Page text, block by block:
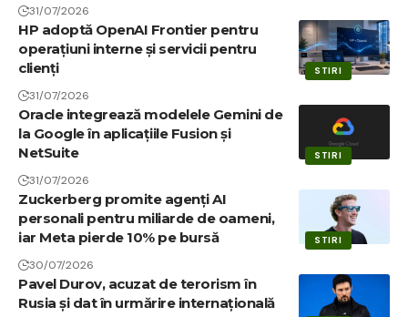
31/07/2026
STIRI
HP adoptă OpenAI Frontier pentru
operațiuni interne și servicii pentru
clienți
31/07/2026
STIRI
Oracle integrează modelele Gemini de
la Google în aplicațiile Fusion și
NetSuite
31/07/2026
STIRI
Zuckerberg promite agenți AI
personali pentru miliarde de oameni,
iar Meta pierde 10% pe bursă
30/07/2026
Pavel Durov, acuzat de terorism în
Rusia și dat în urmărire internațională